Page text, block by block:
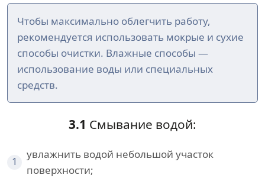
Чтобы максимально облегчить работу,
рекомендуется использовать мокрые и сухие
способы очистки. Влажные способы —
использование воды или специальных
средств.
3.1 Смывание водой:
1
увлажнить водой небольшой участок
поверхности;